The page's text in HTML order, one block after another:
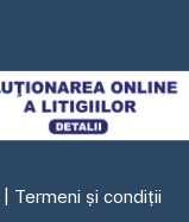
Termeni și condiții